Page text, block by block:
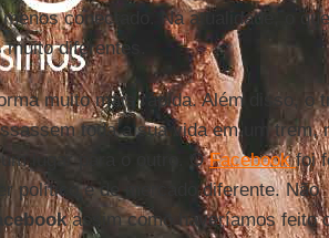
conectado. Na atualidade, o que
diferentes.
muito mais rápida. Além disso, o
toda a sua vida em um trem,
lugar para o outro. OFacebookfoi
político e de mercado diferente. Não
assim como haveríamos feito